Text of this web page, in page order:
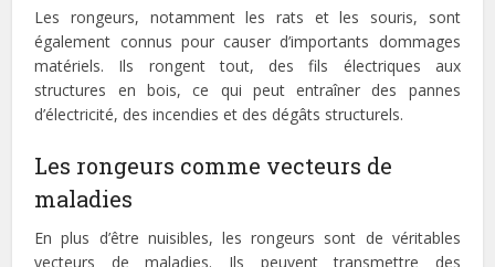
Les rongeurs, notamment les rats et les souris, sont
également connus pour causer d’importants dommages
matériels. Ils rongent tout, des fils électriques aux
structures en bois, ce qui peut entraîner des pannes
d’électricité, des incendies et des dégâts structurels.
Les rongeurs comme vecteurs de
maladies
En plus d’être nuisibles, les rongeurs sont de véritables
vecteurs de maladies. Ils peuvent transmettre des